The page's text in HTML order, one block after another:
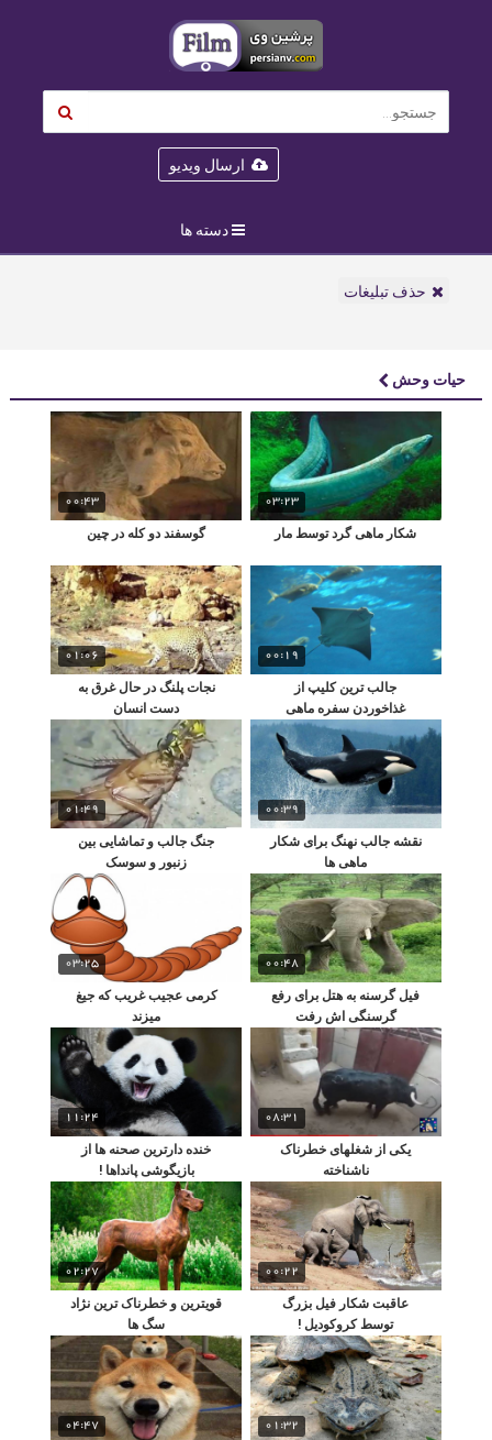
ارسال ویدیو
دسته ها
حذف تبلیغات
حیات وحش
03:23
شکار ماهی گرد توسط مار
00:43
گوسفند دو کله در چین
00:19
جالب ترین کلیپ از
غذاخوردن سفره ماهی
01:06
نجات پلنگ در حال غرق به
دست انسان
00:39
نقشه جالب نهنگ برای شکار
ماهی ها
01:49
جنگ جالب و تماشایی بین
زنبور و سوسک
00:48
فیل گرسنه به هتل برای رفع
گرسنگی اش رفت
03:25
کرمی عجیب غریب که جیغ
میزند
08:31
یکی از شغلهای خطرناک
ناشناخته
11:24
خنده دارترین صحنه ها از
بازیگوشی پانداها !
00:22
عاقبت شکار فیل بزرگ
توسط کروکودیل !
02:27
قویترین و خطرناک ترین نژاد
سگ ها
01:32
04:47